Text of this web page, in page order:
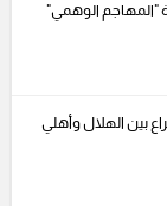
"المهاجم الوهمي"
بين الهلال وأهلي